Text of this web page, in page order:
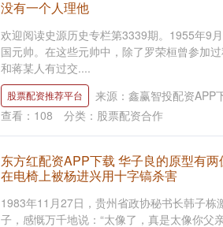
没有一个人理他
欢迎阅读史源历史专栏第3339期。1955年9
国元帅。在这些元帅中，除了罗荣桓曾参加
和蒋某人有过交....
股票配资推荐平台
来源：鑫赢智投配资APP
查看： 108 分类： 股票配资合作
东方红配资APP下载 华子良的原型有两
在电椅上被杨进兴用十字镐杀害
1983年11月27日，贵州省政协秘书长韩子栋
子，感慨万千地说：“太像了，真是太像你父